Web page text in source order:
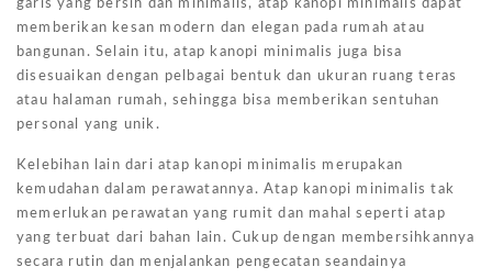
garis yang bersih dan minimalis, atap kanopi minimalis dapat
memberikan kesan modern dan elegan pada rumah atau
bangunan. Selain itu, atap kanopi minimalis juga bisa
disesuaikan dengan pelbagai bentuk dan ukuran ruang teras
atau halaman rumah, sehingga bisa memberikan sentuhan
personal yang unik.
Kelebihan lain dari atap kanopi minimalis merupakan
kemudahan dalam perawatannya. Atap kanopi minimalis tak
memerlukan perawatan yang rumit dan mahal seperti atap
yang terbuat dari bahan lain. Cukup dengan membersihkannya
secara rutin dan menjalankan pengecatan seandainya